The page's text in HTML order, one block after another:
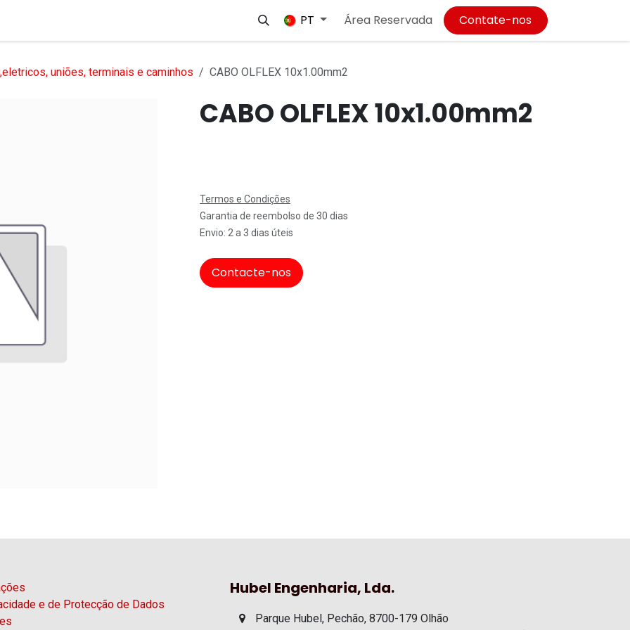
Empregos
PT Área Reservada Contate-nos
uniões, terminais e caminhos CABO OLFLEX 10x1.00mm2
CABO OLFLEX 10x1.00mm2
Termos e Condições
Garantia de reembolso de 30 dias
Envio: 2 a 3 dias úteis
Contacte-nos
Hubel Engenharia, Lda.
Parque Hubel, Pechão, 8700-179 Olhão
e de Protecção de Dados